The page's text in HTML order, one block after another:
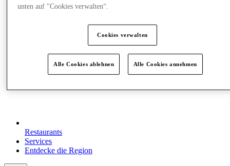
Restaurants
Services
Entdecke die Region
unten auf "Cookies verwalten“.
Cookies verwalten
Alle Cookies ablehnen Alle Cookies annehmen